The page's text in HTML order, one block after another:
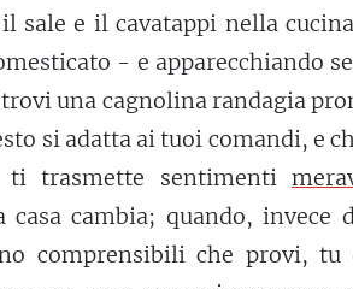
sale e il cavatappi nella
- e apparecchiando
una cagnolina randagia
si adatta ai tuoi comandi, e
trasmette sentimenti
cambia; quando, invece
comprensibili che provi, tu